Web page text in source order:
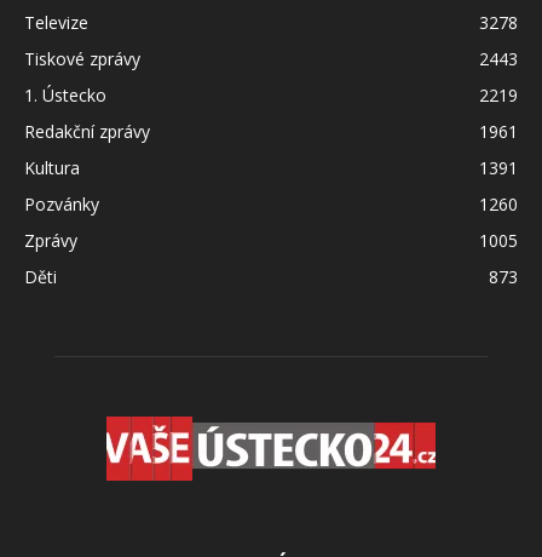
Televize
3278
Tiskové zprávy
2443
1. Ústecko
2219
Redakční zprávy
1961
Kultura
1391
Pozvánky
1260
Zprávy
1005
Děti
873